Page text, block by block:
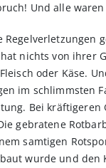
Und alle
Regelverletzungen
hat nichts von ihrer
oder Käse.
im schlimmsten
Bei
gebratene
samtigen
wurde und den